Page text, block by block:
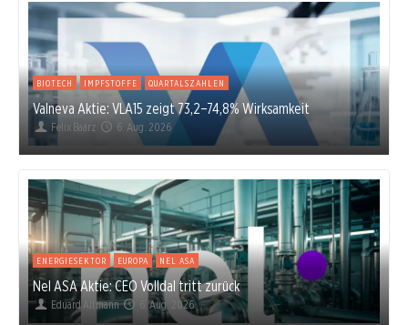
BIOTECH IMPFSTOFFE QUARTALSZAHLEN
Valneva Aktie: VLA15 zeigt 73,2–74,8% Wirksamkeit
Felix Baarz 6. Aug. 2026
ENERGIESEKTOR EUROPA NEL ASA
Nel ASA Aktie: CEO Volldal tritt zurück
Eduard Altmann 6. Aug. 2026